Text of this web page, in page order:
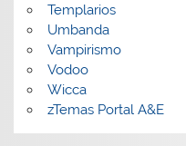
Templarios
Umbanda
Vampirismo
Vodoo
Wicca
zTemas Portal A&E